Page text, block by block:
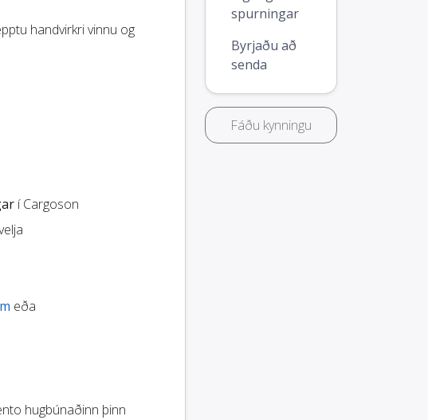
handvirkri vinnu og
í Cargoson
eða
hugbúnaðinn þinn
spurningar
Byrjaðu að
senda
Fáðu kynningu